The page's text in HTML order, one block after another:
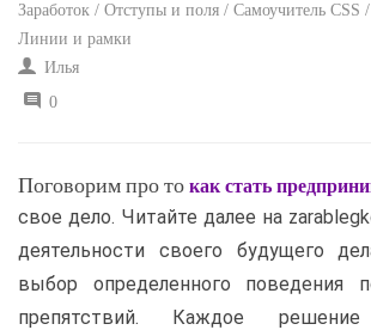
Заработок / Отступы и поля / Самоучитель CSS
Линии и рамки
Илья
0
Поговорим про то как стать
свое дело. Читайте далее на
деятельности своего будущего
выбор определенного поведения
препятствий. Каждое